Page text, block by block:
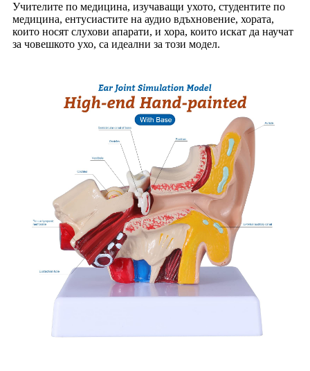
Учителите по медицина, изучаващи ухото, студентите по
медицина, ентусиастите на аудио вдъхновение, хората,
които носят слухови апарати, и хора, които искат да научат
за човешкото ухо, са идеални за този модел.